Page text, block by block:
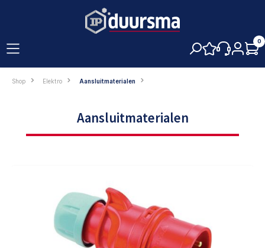
0
Shop Elektro Aansluitmaterialen
Aansluitmaterialen